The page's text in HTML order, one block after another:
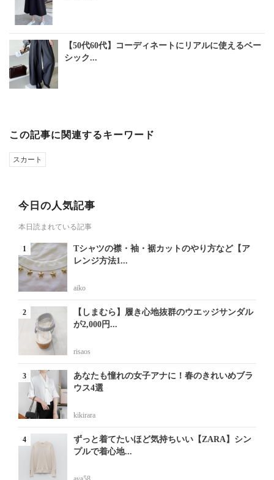
【50代60代】コーディネートにリアルに使えるベー
シック...
この記事に関連するキーワード
スカート
今日の人気記事
本日読まれている記事
Tシャツの襟・袖・裾カットのやり方など【ア
レンジ方法1...
aiko
【しまむら】履き心地抜群のウエッジサンダル
が2,000円...
risaos
あなたも憧れの女子アナに！春のきれいめブラ
ウス4選
kikirara
ずっと着てたいほど気持ちいい【ZARA】シン
プルで着心地...